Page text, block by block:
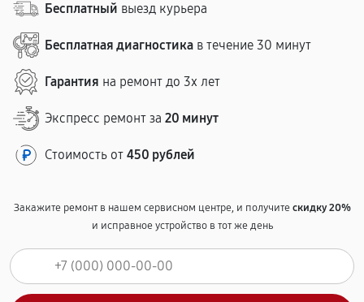
Бесплатный выезд курьера
Бесплатная диагностика в течение 30 минут
Гарантия на ремонт до 3х лет
Экспресс ремонт за 20 минут
Стоимость от 450 рублей
Закажите ремонт в нашем сервисном центре, и получитескидку 20%
и исправное устройство в тот же день